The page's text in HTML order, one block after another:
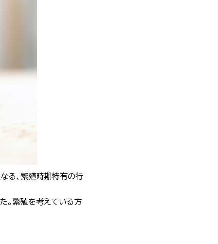
る、繁殖時期特有の行
。繁殖を考えている方